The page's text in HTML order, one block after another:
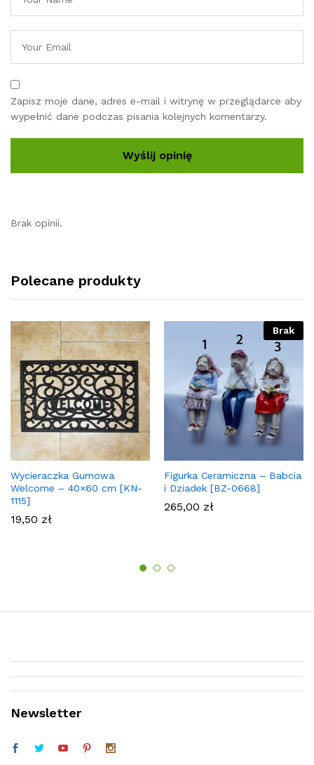
Zapisz moje dane, adres e-mail i witrynę w przeglądarce aby
wypełnić dane podczas pisania kolejnych komentarzy.
Brak opinii.
Polecane produkty
Wycieraczka Gumowa
Welcome – 40×60 cm [KN-
1115]
19,50 zł
Brak
Figurka Ceramiczna – Babcia
i Dziadek [BZ-0668]
265,00 zł
Newsletter